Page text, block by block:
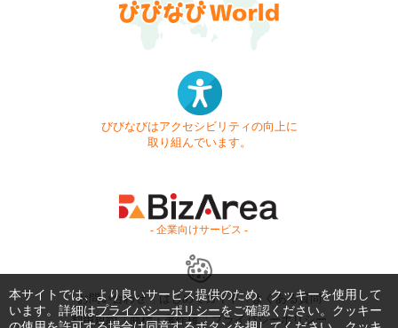
びびなびはアクセシビリティの向上に
取り組んでいます。
- 企業向けサービス -
お問い合わせ はじめてガイド
よくある質問
利用規約
商標・著作権 プライバシーポリシー
本サイトでは、より良いサービス提供のため、クッキーを使用して
います。詳細はプライバシーポリシーをご確認ください。クッキー